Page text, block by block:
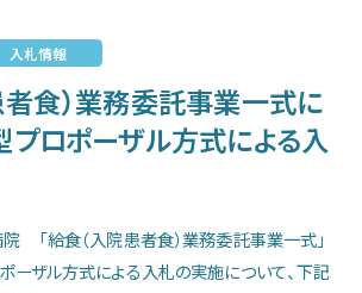
入札情報
食）業務委託事業一式に
プロポーザル方式による入
「給食（入院患者食）業務委託事業一式」
ーザル方式による入札の実施について、下記